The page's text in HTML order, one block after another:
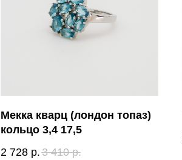
Мекка кварц (лондон топаз)
кольцо 3,4 17,5
2 728 р. 3 410 р.